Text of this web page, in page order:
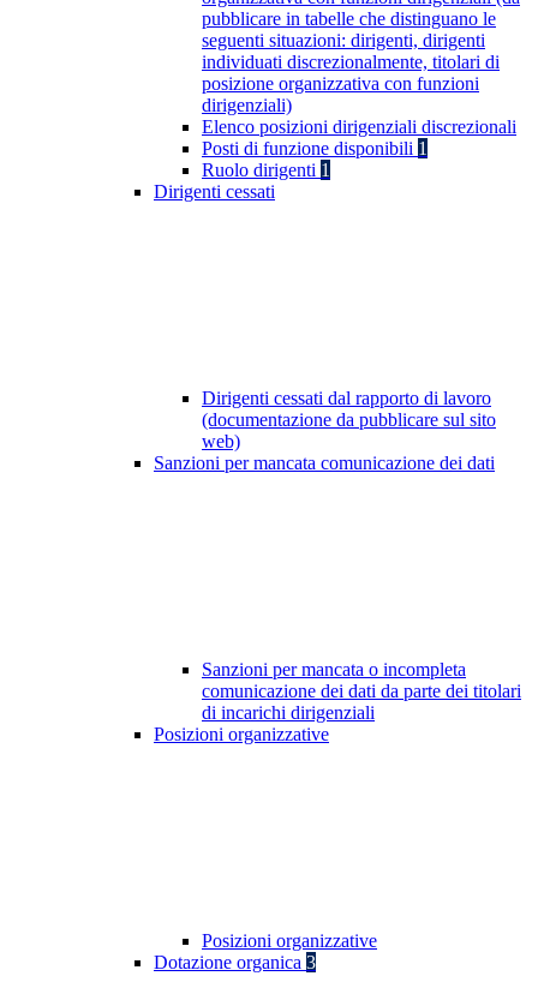
pubblicare in tabelle che distinguano le
seguenti situazioni: dirigenti, dirigenti
individuati discrezionalmente, titolari di
posizione organizzativa con funzioni
dirigenziali)
Elenco posizioni dirigenziali discrezionali
Posti di funzione disponibili 1
Ruolo dirigenti 1
Dirigenti cessati
Dirigenti cessati dal rapporto di lavoro
(documentazione da pubblicare sul sito
web)
Sanzioni per mancata comunicazione dei dati
Sanzioni per mancata o incompleta
comunicazione dei dati da parte dei titolari
di incarichi dirigenziali
Posizioni organizzative
Posizioni organizzative
Dotazione organica 3